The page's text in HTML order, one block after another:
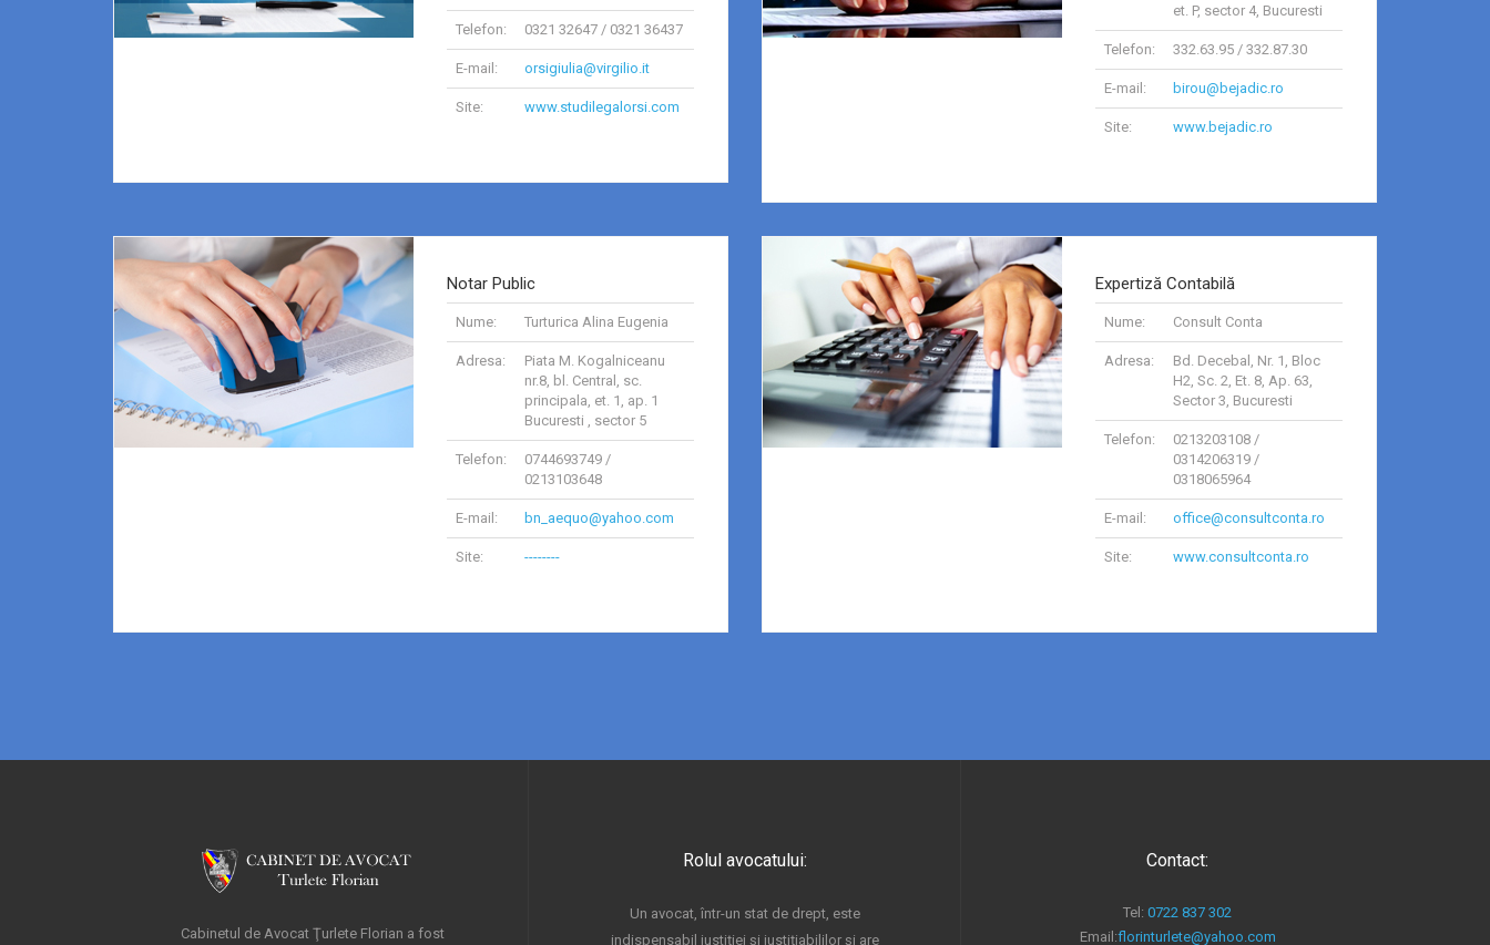
Telefon: 0321 32647 / 0321 36437
E-mail: orsigiulia@virgilio.it
Site: www.studilegalorsi.com
et. P, sector 4, Bucuresti
Telefon: 332.63.95 / 332.87.30
E-mail: birou@bejadic.ro
Site: www.bejadic.ro
Notar Public
Nume: Turturica Alina Eugenia
Adresa:
Piata M. Kogalniceanu
nr.8, bl. Central, sc.
principala, et. 1, ap. 1
Bucuresti , sector 5
Telefon:
0744693749 /
0213103648
E-mail: bn_aequo@yahoo.com
Site: --------
Expertiză Contabilă
Nume: Consult Conta
Adresa:
Bd. Decebal, Nr. 1, Bloc
H2, Sc. 2, Et. 8, Ap. 63,
Sector 3, Bucuresti
Telefon:
0213203108 /
0314206319 /
0318065964
E-mail: office@consultconta.ro
Site: www.consultconta.ro
Cabinetul de Avocat Ţurlete Florian a fost
Rolul avocatului:
Un avocat, într-un stat de drept, este
indispensabil justiţiei şi justiţiabililor şi are
Contact:
Tel: 0722 837 302
Email:florinturlete@yahoo.com